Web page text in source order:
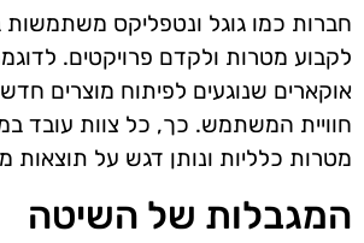
חברות כמו גוגל ונטפליקס משתמשות
לקבוע מטרות ולקדם פרויקטים.
אוקארים שנוגעים לפיתוח מוצרים
חוויית המשתמש. כך, כל צוות עובד
מטרות כלליות ונותן דגש על תוצאות
המגבלות של השיטה